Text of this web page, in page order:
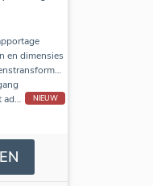
en dimensies
Geavanceerde gegevenstransformaties
Google Sheets export add-on
NIEUW